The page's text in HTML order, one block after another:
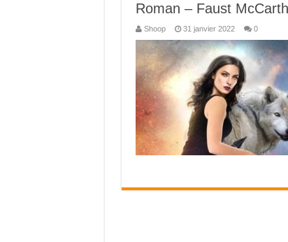
Roman – Faust
Shoop 31 janvier 2022 0